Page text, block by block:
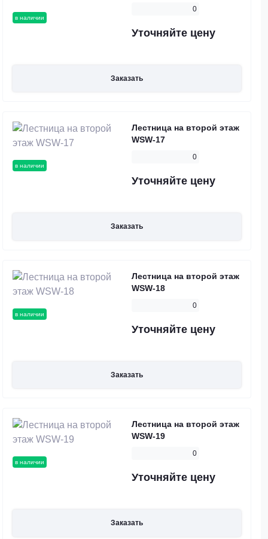
в наличии
0
Уточняйте цену
Заказать
в наличии
Лестница на второй этаж
WSW-17
0
Уточняйте цену
Заказать
в наличии
Лестница на второй этаж
WSW-18
0
Уточняйте цену
Заказать
в наличии
Лестница на второй этаж
WSW-19
0
Уточняйте цену
Заказать